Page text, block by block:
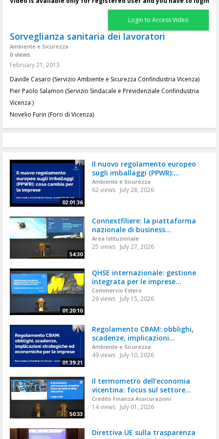
Login to Access Video
Sorveglianza sanitaria dei lavoratori
Ambiente e Sicurezza
0 views
February 21, 2013
Davide Casaro (Servizio Ambiente e Sicurezza Confindustria Vicenza)
Pier Paolo Salamon (Servizio Sindacale e Previdenziale Confindustria
Vicenza )
Novelio Furin (Foro di Vicenza)
02:01:36
Il nuovo regolamento europeo
sugli imballaggi (PPWR):...
Ambiente e Sicurezza
62 views July 28, 2026
54:30
Connextfiliere: la piattaforma
nazionale di business...
Area Istituzionale
25 views July 27, 2026
01:20:10
QHSE internazionale: gestione
integrata per le imprese...
Commercio Estero
26 views July 15, 2026
01:39:21
Regolamento CBAM: obblighi,
scadenze, implicazioni...
Ambiente e Sicurezza
49 views July 10, 2026
50:33
Il termometro dell’economia
vicentina: focus sul settore...
Credito Finanza Assicurazioni
14 views July 01, 2026
Direttiva UE sulla trasparenza